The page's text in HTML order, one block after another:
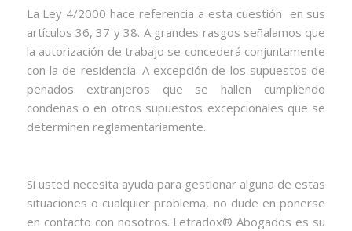
La Ley 4/2000 hace referencia a esta cuestión en sus
artículos 36, 37 y 38. A grandes rasgos señalamos que
la autorización de trabajo se concederá conjuntamente
con la de residencia. A excepción de los supuestos de
penados extranjeros que se hallen cumpliendo
condenas o en otros supuestos excepcionales que se
determinen reglamentariamente.
Si usted necesita ayuda para gestionar alguna de estas
situaciones o cualquier problema, no dude en ponerse
en contacto con nosotros. Letradox® Abogados es su